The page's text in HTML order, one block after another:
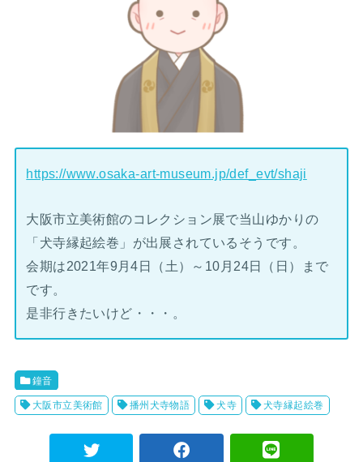
https://www.osaka-art-museum.jp/def_evt/shaji
大阪市立美術館のコレクション展で当山ゆかりの
「犬寺縁起絵巻」が出展されているそうです。
会期は2021年9月4日（土）～10月24日（日）まで
です。
是非行きたいけど・・・。
鐘音
大阪市立美術館 播州犬寺物語 犬寺 犬寺縁起絵巻